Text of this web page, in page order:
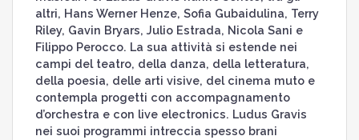
altri, Hans Werner Henze, Sofia Gubaidulina, Terry
Riley, Gavin Bryars, Julio Estrada, Nicola Sani e
Filippo Perocco. La sua attività si estende nei
campi del teatro, della danza, della letteratura,
della poesia, delle arti visive, del cinema muto e
contempla progetti con accompagnamento
d’orchestra e con live electronics. Ludus Gravis
nei suoi programmi intreccia spesso brani